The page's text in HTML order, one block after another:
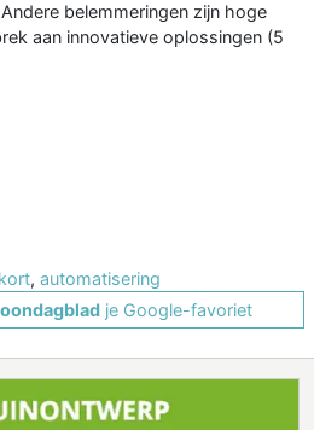
belemmeringen zijn hoge
aan innovatieve oplossingen (5
, automatisering
je Google-favoriet